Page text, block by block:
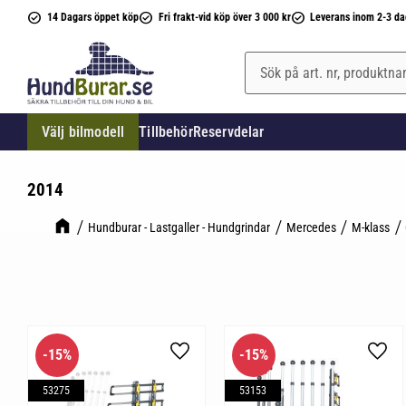
14 Dagars öppet köp Fri frakt-vid köp över 3 000 kr Leverans inom 2-3
Välj bilmodell TillbehörReservdelar
2014
Hundburar - Lastgaller - Hundgrindar Mercedes M-klass
15%
53275
Lägg till i favoriter
15%
53153